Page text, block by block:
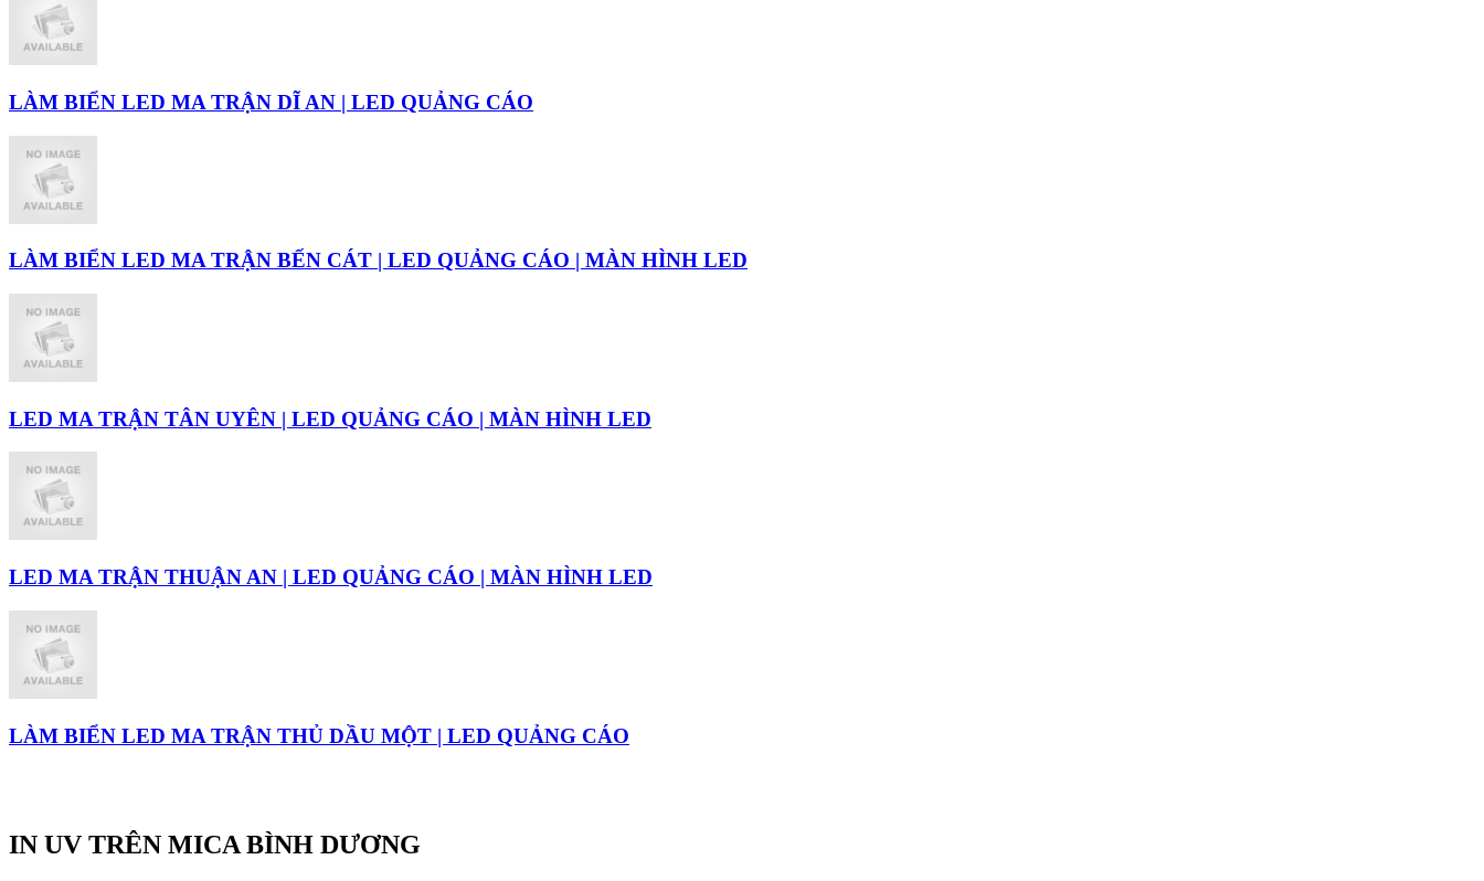
LÀM BIỂN LED MA TRẬN DĨ AN | LED QUẢNG CÁO
LÀM BIỂN LED MA TRẬN BẾN CÁT | LED QUẢNG CÁO | MÀN HÌNH LED
LED MA TRẬN TÂN UYÊN | LED QUẢNG CÁO | MÀN HÌNH LED
LED MA TRẬN THUẬN AN | LED QUẢNG CÁO | MÀN HÌNH LED
LÀM BIỂN LED MA TRẬN THỦ DẦU MỘT | LED QUẢNG CÁO
IN UV TRÊN MICA BÌNH DƯƠNG